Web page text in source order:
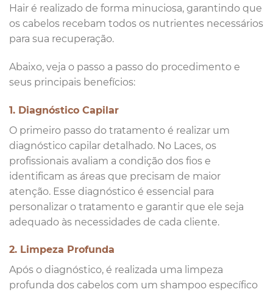
Hair é realizado de forma minuciosa, garantindo que
os cabelos recebam todos os nutrientes necessários
para sua recuperação.
Abaixo, veja o passo a passo do procedimento e
seus principais benefícios:
1. Diagnóstico Capilar
O primeiro passo do tratamento é realizar um
diagnóstico capilar detalhado. No Laces, os
profissionais avaliam a condição dos fios e
identificam as áreas que precisam de maior
atenção. Esse diagnóstico é essencial para
personalizar o tratamento e garantir que ele seja
adequado às necessidades de cada cliente.
2. Limpeza Profunda
Após o diagnóstico, é realizada uma limpeza
profunda dos cabelos com um shampoo específico